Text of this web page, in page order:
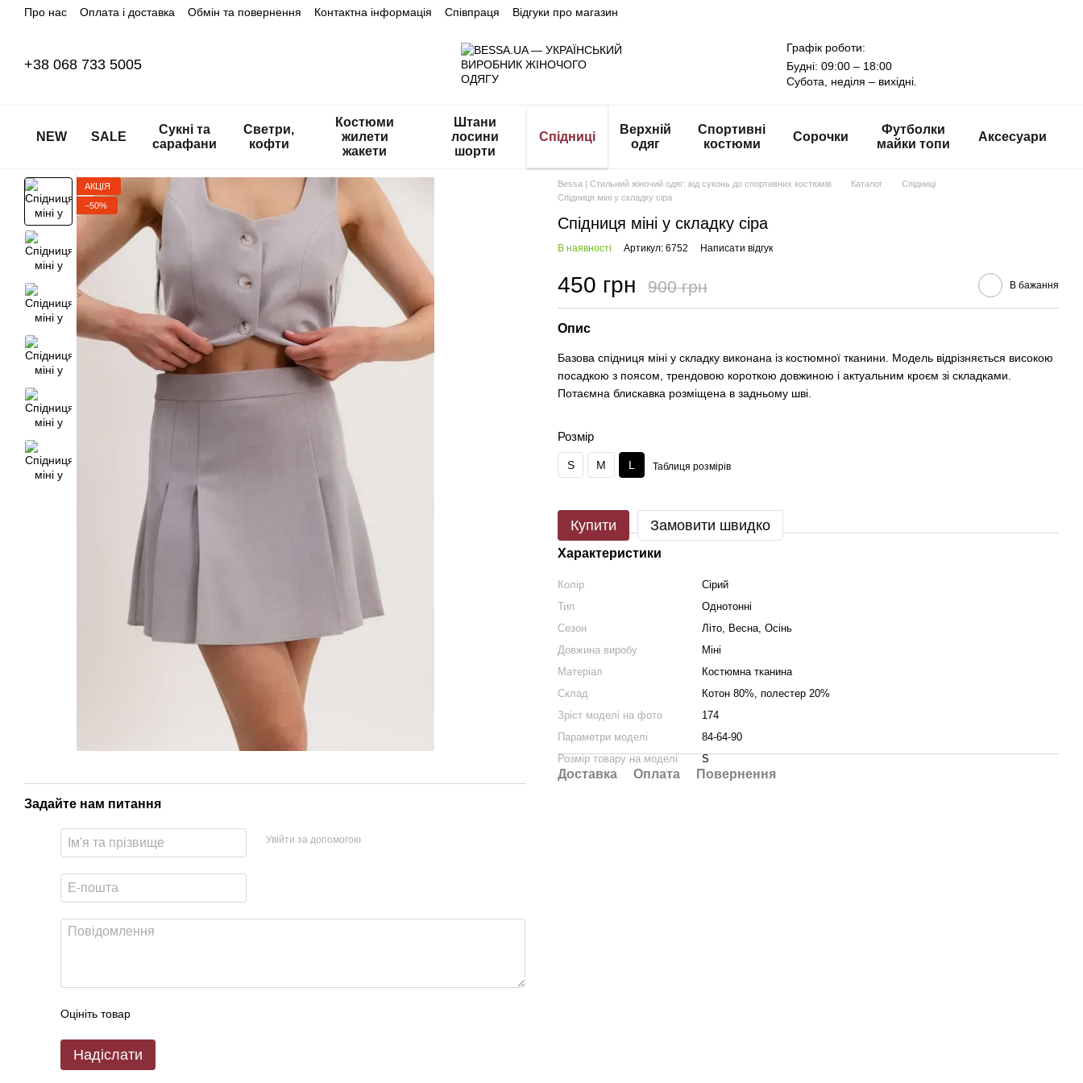
Перейти до основного контенту
Про нас Оплата і доставка Обмін та повернення Контактна інформація Співпраця Відгуки про магазин
+38 068 733 5005
Графік роботи:
Будні: 09:00 – 18:00
Субота, неділя – вихідні.
NEW SALE
Сукні та
сарафани
Светри,
кофти
Костюми
жилети
жакети
Штани
лосини
шорти
Спідниці
Верхній
одяг
Спортивні
костюми
Сорочки
Футболки
майки топи
Аксесуари
АКЦІЯ
−50%
Задайте нам питання
Увійти за допомогою
Оцініть товар
Надіслати
Bessa | Стильний жіночий одяг: від суконь до спортивних костюмів Каталог
Спідниці
Спідниця міні у складку сіра
Спідниця міні у складку сіра
В наявності Артикул: 6752 Написати відгук
450 грн 900 грн В бажання
Опис
Базова спідниця міні у складку виконана із костюмної тканини. Модель відрізняється високою
посадкою з поясом, трендовою короткою довжиною і актуальним кроєм зі складками.
Потаємна блискавка розміщена в задньому шві.
Розмір
S M L Таблиця розмірів
Купити Замовити швидко
Характеристики
Колір
Сірий
Тип
Однотонні
Сезон
Літо, Весна, Осінь
Довжина виробу
Міні
Матеріал
Костюмна тканина
Склад
Котон 80%, полестер 20%
Зріст моделі на фото
174
Параметри моделі
84-64-90
Розмір товару на моделі
S
Доставка Оплата Повернення